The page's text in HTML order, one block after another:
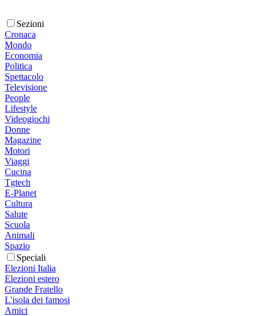
Sezioni
Cronaca
Mondo
Economia
Politica
Spettacolo
Televisione
People
Lifestyle
Videogiochi
Donne
Magazine
Motori
Viaggi
Cucina
Tgtech
E-Planet
Cultura
Salute
Scuola
Animali
Spazio
Speciali
Elezioni Italia
Elezioni estero
Grande Fratello
L'isola dei famosi
Amici